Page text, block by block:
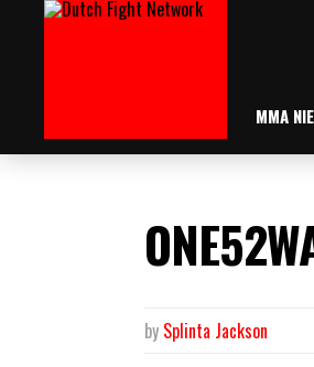
MMA
by Splinta Jackson